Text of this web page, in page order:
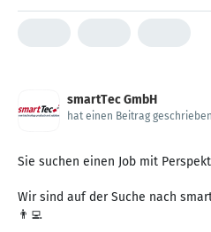
smartTec GmbH
hat einen Beitrag geschrieben
Sie suchen einen Job mit
Wir sind auf der Suche nach
👨‍💻